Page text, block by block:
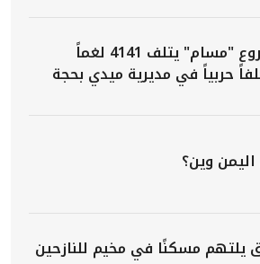
مشروع "مسام" يتلف 4141 لغماً
حربياً في مديرية ميدي بحجة
وين؟
يلتهم مسكنًا في مخيم للنازحين